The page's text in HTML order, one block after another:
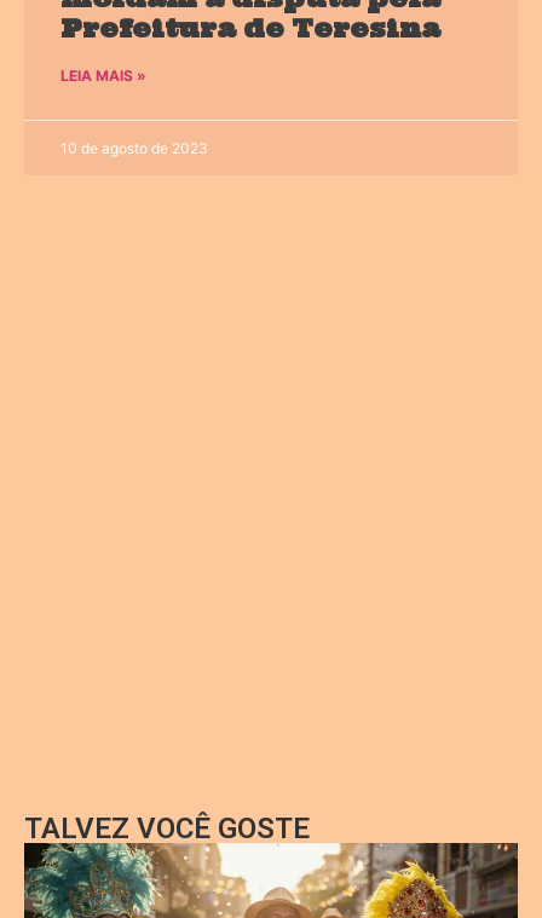
Prefeitura de Teresina
LEIA MAIS »
10 de agosto de 2023
TALVEZ VOCÊ GOSTE